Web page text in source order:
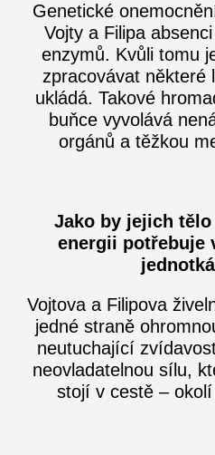
Genetické
Vojty a Filipa
enzymů. Kvůli tomu
zpracovávat některé
ukládá. Takové
buňce vyvolává
orgánů a těžkou
Jako by jejich
energii potřebuje
Vojtova a Filipova
jedné straně
neutuchající
neovladatelnou sílu,
stojí v cestě –